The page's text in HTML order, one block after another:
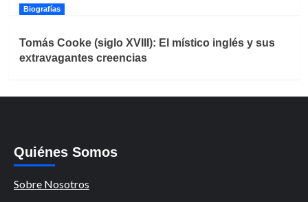
Biografías
Tomás Cooke (siglo XVIII): El místico inglés y sus
extravagantes creencias
Quiénes Somos
Sobre Nosotros